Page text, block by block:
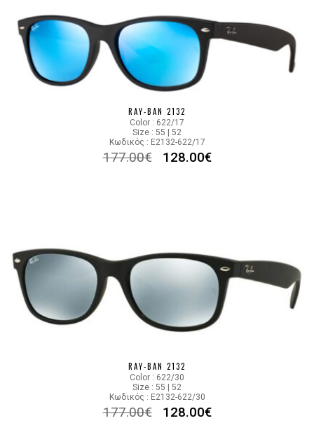
RAY-BAN 2132
Color : 622/17
Size : 55 | 52
Κωδικός : E2132-622/17
177.00€ 128.00€
RAY-BAN 2132
Color : 622/30
Size : 55 | 52
Κωδικός : E2132-622/30
177.00€ 128.00€